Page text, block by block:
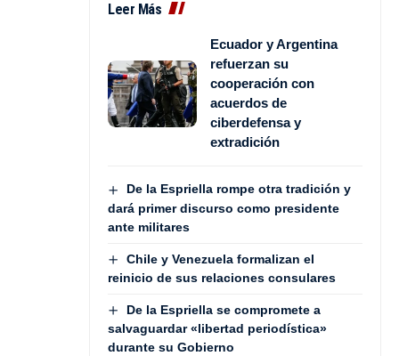
Leer Más
Ecuador y Argentina
refuerzan su
cooperación con
acuerdos de
ciberdefensa y
extradición
De la Espriella rompe otra tradición y
dará primer discurso como presidente
ante militares
Chile y Venezuela formalizan el
reinicio de sus relaciones consulares
De la Espriella se compromete a
salvaguardar «libertad periodística»
durante su Gobierno